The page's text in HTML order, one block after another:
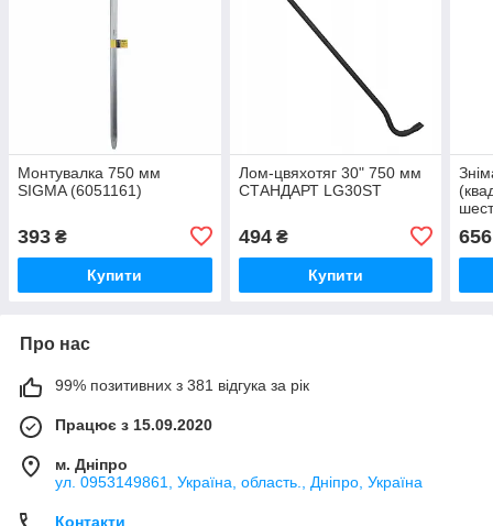
Монтувалка 750 мм
SIGMA (6051161)
393 ₴
Купити
Лом-цвяхотяг 30" 750 мм
СТАНДАРТ LG30ST
494₴
Купити
656
Про нас
99% позитивних з 381 відгука за рік
Працює з 15.09.2020
м. Дніпро
ул. 0953149861, Україна, область., Дніпро, Україна
Контакти